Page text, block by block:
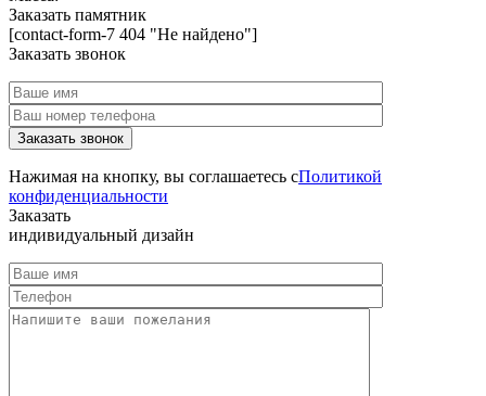
Заказать памятник
[contact-form-7 404 "Не найдено"]
Заказать звонок
Нажимая на кнопку, вы соглашаетесь сПолитикой
конфиденциальности
Заказать
индивидуальный дизайн